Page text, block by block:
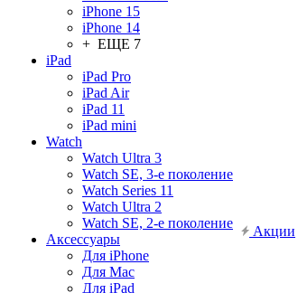
iPhone 15
iPhone 14
+ ЕЩЕ 7
iPad
iPad Pro
iPad Air
iPad 11
iPad mini
Watch
Watch Ultra 3
Watch SE, 3-е поколение
Watch Series 11
Watch Ultra 2
Watch SE, 2-е поколение
Аксессуары
Для iPhone
Для Mac
Для iPad
Акции